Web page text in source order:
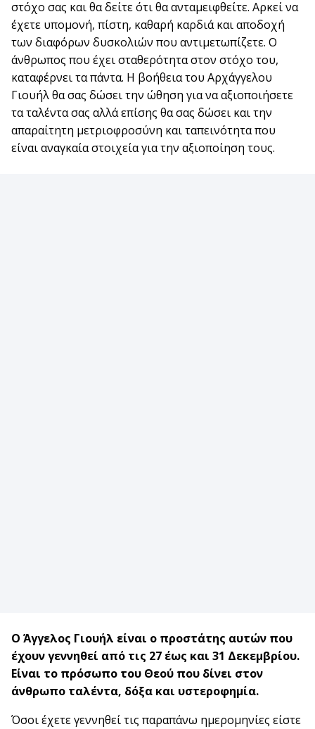
στόχο σας και θα δείτε ότι θα ανταμειφθείτε. Αρκεί να
έχετε υπομονή, πίστη, καθαρή καρδιά και αποδοχή
των διαφόρων δυσκολιών που αντιμετωπίζετε. Ο
άνθρωπος που έχει σταθερότητα στον στόχο του,
καταφέρνει τα πάντα. Η βοήθεια του Αρχάγγελου
Γιουήλ θα σας δώσει την ώθηση για να αξιοποιήσετε
τα ταλέντα σας αλλά επίσης θα σας δώσει και την
απαραίτητη μετριοφροσύνη και ταπεινότητα που
είναι αναγκαία στοιχεία για την αξιοποίηση τους.
Ο Άγγελος Γιουήλ είναι ο προστάτης αυτών που
έχουν γεννηθεί από τις 27 έως και 31 Δεκεμβρίου.
Είναι το πρόσωπο του Θεού που δίνει στον
άνθρωπο ταλέντα, δόξα και υστεροφημία.
Όσοι έχετε γεννηθεί τις παραπάνω ημερομηνίες είστε